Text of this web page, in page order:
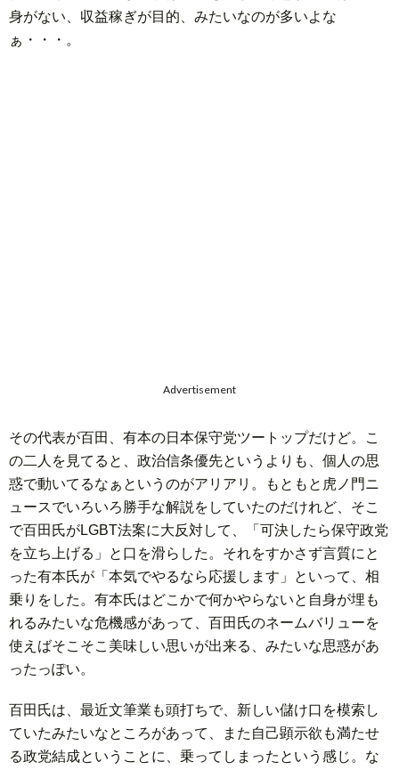
身がない、収益稼ぎが目的、みたいなのが多いよな
ぁ・・・。
Advertisement
その代表が百田、有本の日本保守党ツートップだけど。こ
の二人を見てると、政治信条優先というよりも、個人の思
惑で動いてるなぁというのがアリアリ。もともと虎ノ門ニ
ュースでいろいろ勝手な解説をしていたのだけれど、そこ
で百田氏がLGBT法案に大反対して、「可決したら保守政党
を立ち上げる」と口を滑らした。それをすかさず言質にと
った有本氏が「本気でやるなら応援します」といって、相
乗りをした。有本氏はどこかで何かやらないと自身が埋も
れるみたいな危機感があって、百田氏のネームバリューを
使えばそこそこ美味しい思いが出来る、みたいな思惑があ
ったっぽい。
百田氏は、最近文筆業も頭打ちで、新しい儲け口を模索し
ていたみたいなところがあって、また自己顕示欲も満たせ
る政党結成ということに、乗ってしまったという感じ。な